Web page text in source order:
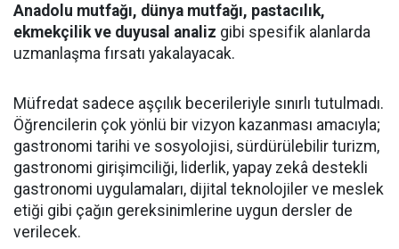
Anadolu mutfağı, dünya mutfağı, pastacılık,
ekmekçilik ve duyusal analiz gibi spesifik alanlarda
uzmanlaşma fırsatı yakalayacak.
Müfredat sadece aşçılık becerileriyle sınırlı tutulmadı.
Öğrencilerin çok yönlü bir vizyon kazanması amacıyla;
gastronomi tarihi ve sosyolojisi, sürdürülebilir turizm,
gastronomi girişimciliği, liderlik, yapay zekâ destekli
gastronomi uygulamaları, dijital teknolojiler ve meslek
etiği gibi çağın gereksinimlerine uygun dersler de
verilecek.